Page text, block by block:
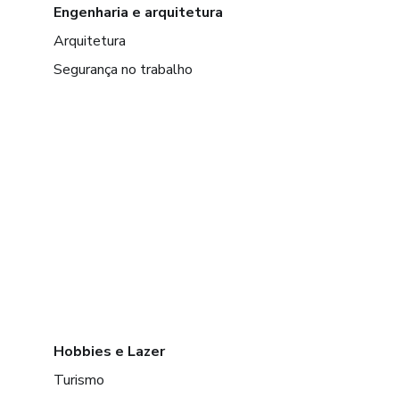
Engenharia e arquitetura
Arquitetura
Segurança no trabalho
Hobbies e Lazer
Turismo